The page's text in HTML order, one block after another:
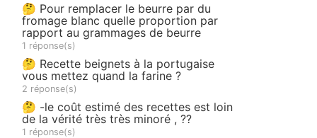
🤔 Pour remplacer le beurre par du
fromage blanc quelle proportion par
rapport au grammages de beurre
1 réponse(s)
🤔 Recette beignets à la portugaise
vous mettez quand la farine ?
2 réponse(s)
🤔 -le coût estimé des recettes est loin
de la vérité très très minoré , ??
1 réponse(s)